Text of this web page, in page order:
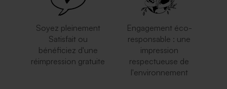
Soyez pleinement
Satisfait ou
bénéficiez d'une
réimpression gratuite
Engagement éco-
responsable : une
impression
respectueuse de
l'environnement